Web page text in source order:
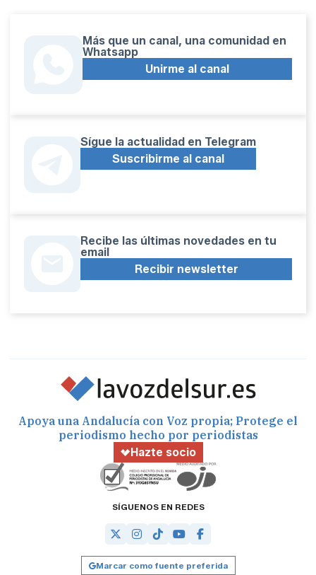
Más que un canal, una comunidad en
Whatsapp
Unirme al canal
Sígue la actualidad en Telegram
Suscribirme al canal
Recibe las últimas novedades en tu
email
Recibir newsletter
Apoya una Andalucía con Voz propia; Protege el
periodismo hecho por periodistas
Hazte socio
SÍGUENOS EN REDES
Marcar como fuente preferida